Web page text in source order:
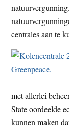
centrales aan te
met allerlei
State oordeelde
kunnen maken